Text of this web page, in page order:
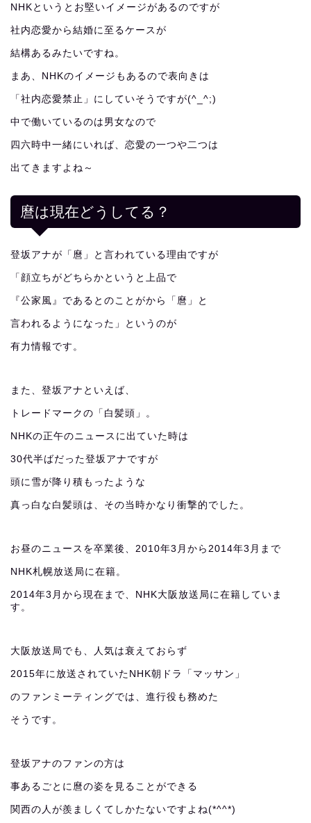
NHKというとお堅いイメージがあるのですが
社内恋愛から結婚に至るケースが
結構あるみたいですね。
まあ、NHKのイメージもあるので表向きは
「社内恋愛禁止」にしていそうですが(^_^;)
中で働いているのは男女なので
四六時中一緒にいれば、恋愛の一つや二つは
出てきますよね～
麿は現在どうしてる？
登坂アナが「麿」と言われている理由ですが
「顔立ちがどちらかというと上品で
『公家風』であるとのことがから「麿」と
言われるようになった」というのが
有力情報です。
また、登坂アナといえば、
トレードマークの「白髪頭」。
NHKの正午のニュースに出ていた時は
30代半ばだった登坂アナですが
頭に雪が降り積もったような
真っ白な白髪頭は、その当時かなり衝撃的でした。
お昼のニュースを卒業後、2010年3月から2014年3月まで
NHK札幌放送局に在籍。
2014年3月から現在まで、NHK大阪放送局に在籍していま
す。
大阪放送局でも、人気は衰えておらず
2015年に放送されていたNHK朝ドラ「マッサン」
のファンミーティングでは、進行役も務めた
そうです。
登坂アナのファンの方は
事あるごとに麿の姿を見ることができる
関西の人が羨ましくてしかたないですよね(*^^*)